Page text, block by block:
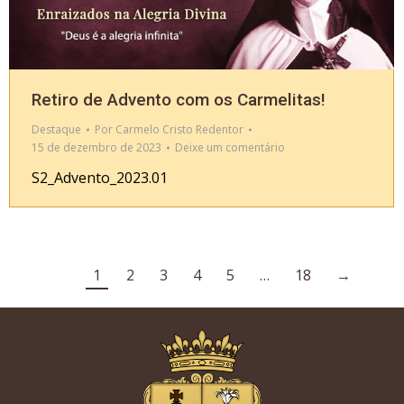
Retiro de Advento com os Carmelitas!
Destaque Por Carmelo Cristo Redentor
15 de dezembro de 2023
Deixe um comentário
S2_Advento_2023.01
1 2 3 4 5 … 18 →